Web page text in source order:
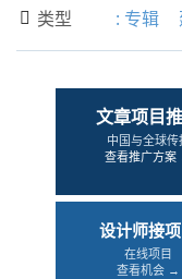
 类型 : 专辑
文章项目
中国与全球传
查看推广方案
设计师接
在线项目
查看机会 →